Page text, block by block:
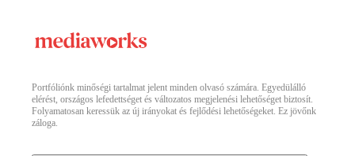
Portfóliónk minőségi tartalmat jelent minden olvasó számára. Egyedülálló
elérést, országos lefedettséget és változatos megjelenési lehetőséget biztosít.
Folyamatosan keressük az új irányokat és fejlődési lehetőségeket. Ez jövőnk
záloga.